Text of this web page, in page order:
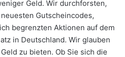
Geld. Wir durchforsten,
Gutscheincodes,
begrenzten Aktionen auf dem
in Deutschland. Wir glauben
zu bieten. Ob Sie sich die